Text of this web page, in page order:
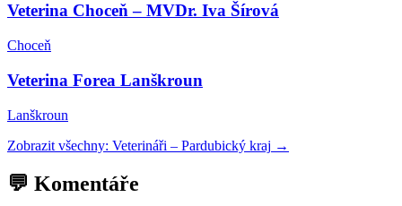
Veterina Choceň – MVDr. Iva Šírová
Choceň
Veterina Forea Lanškroun
Lanškroun
Zobrazit všechny: Veterináři – Pardubický kraj →
💬 Komentáře